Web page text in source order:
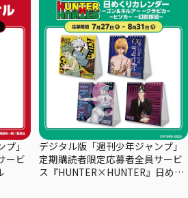
」
ービ
デジタル版「週刊少年ジャンプ」
定期購読者限定応募者全員サービ
ス『HUNTER×HUNTER』日めく